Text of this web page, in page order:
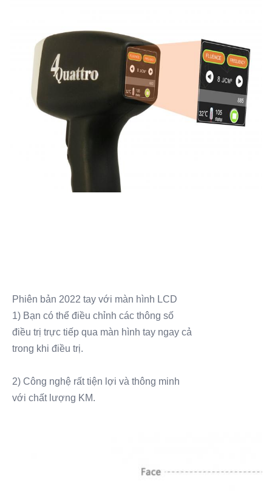
Phiên bản 2022 tay với màn hình LCD
1) Bạn có thể điều chỉnh các thông số
điều trị trực tiếp qua màn hình tay ngay cả
trong khi điều trị.
2) Công nghệ rất tiện lợi và thông minh
với chất lượng KM.